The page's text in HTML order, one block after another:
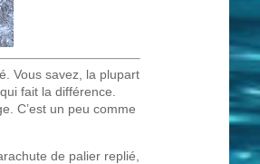
Vous savez, la plupart
fait la différence.
C’est un peu comme
de palier replié,